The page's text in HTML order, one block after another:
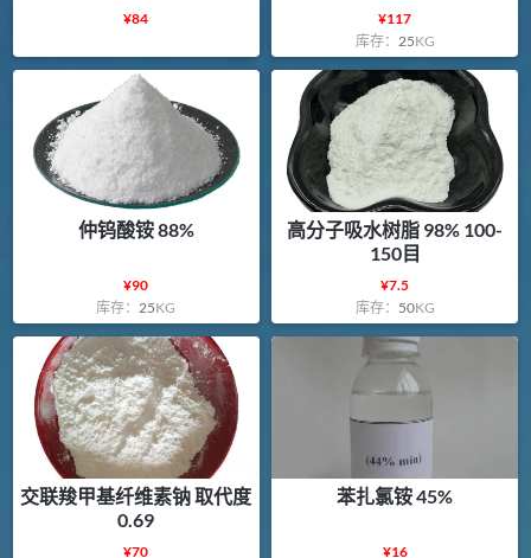
¥84 ¥117
库存： 25KG
仲钨酸铵 88%
¥90
库存： 25KG
高分子吸水树脂 98% 100-
150目
¥7.5
库存： 50KG
交联羧甲基纤维素钠 取代度
0.69
¥70
苯扎氯铵 45%
¥16